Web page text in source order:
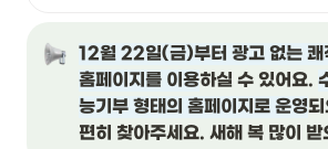
12월 22일(금)부터 광고 없는 쾌
홈페이지를 이용하실 수 있어요.
능기부 형태의 홈페이지로 운영
편히 찾아주세요. 새해 복 많이 받